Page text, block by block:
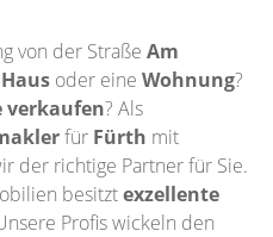
von der Straße Am
Haus oder eine Wohnung?
verkaufen? Als
für Fürth mit
der richtige Partner für Sie.
besitztexzellente
Profis wickeln den